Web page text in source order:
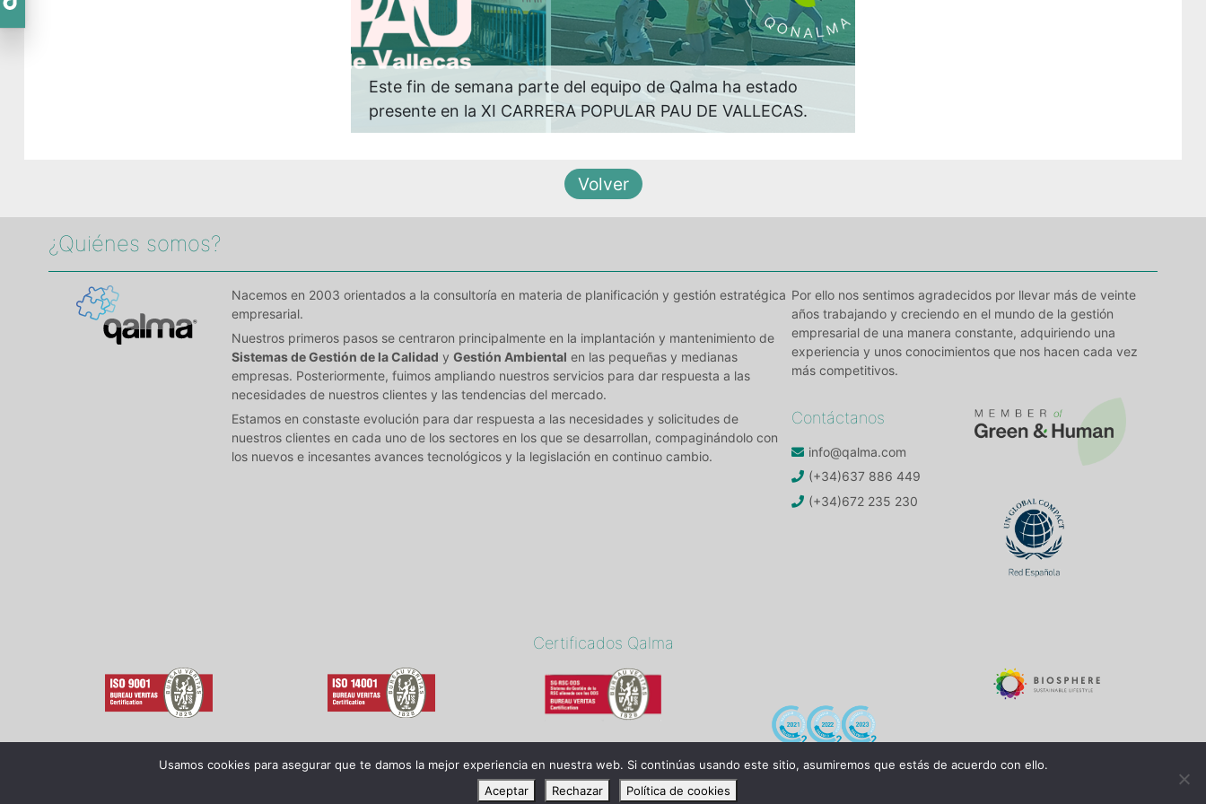
Este fin de semana parte del equipo de Qalma ha estado
presente en la XI CARRERA POPULAR PAU DE VALLECAS.
¿Quiénes somos?​
Nacemos en 2003 orientados a la consultoría en materia de planificación y gestión estratégica
empresarial.
Nuestros primeros pasos se centraron principalmente en la implantación y mantenimiento de
Sistemas de Gestión de la Calidad y Gestión Ambiental en las pequeñas y medianas
empresas. Posteriormente, fuimos ampliando nuestros servicios para dar respuesta a las
necesidades de nuestros clientes y las tendencias del mercado.
Estamos en constaste evolución para dar respuesta a las necesidades y solicitudes de
nuestros clientes en cada uno de los sectores en los que se desarrollan, compaginándolo con
los nuevos e incesantes avances tecnológicos y la legislación en continuo cambio.
Por ello nos sentimos agradecidos por llevar más de veinte
años trabajando y creciendo en el mundo de la gestión
empresarial de una manera constante, adquiriendo una
experiencia y unos conocimientos que nos hacen cada vez
más competitivos.
Contáctanos
info@qalma.com
(+34)637 886 449
(+34)672 235 230
Certificados Qalma
Usamos cookies para asegurar que te damos la mejor experiencia en nuestra web. Si continúas usando este sitio, asumiremos que estás de acuerdo con ello.
Aceptar
Rechazar Política de cookies